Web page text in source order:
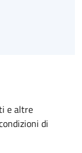
e altre
di